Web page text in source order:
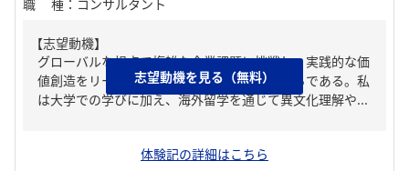
職種 ： コンサルタント
【志望動機】
グローバルな視点で複雑な企業課題に挑戦し、実践的な価
値創造をリードできる環境があると感じるからである。私
は大学での学びに加え、海外留学を通じて異文化理解や...
体験記の詳細はこちら
志望動機を見る（無料）